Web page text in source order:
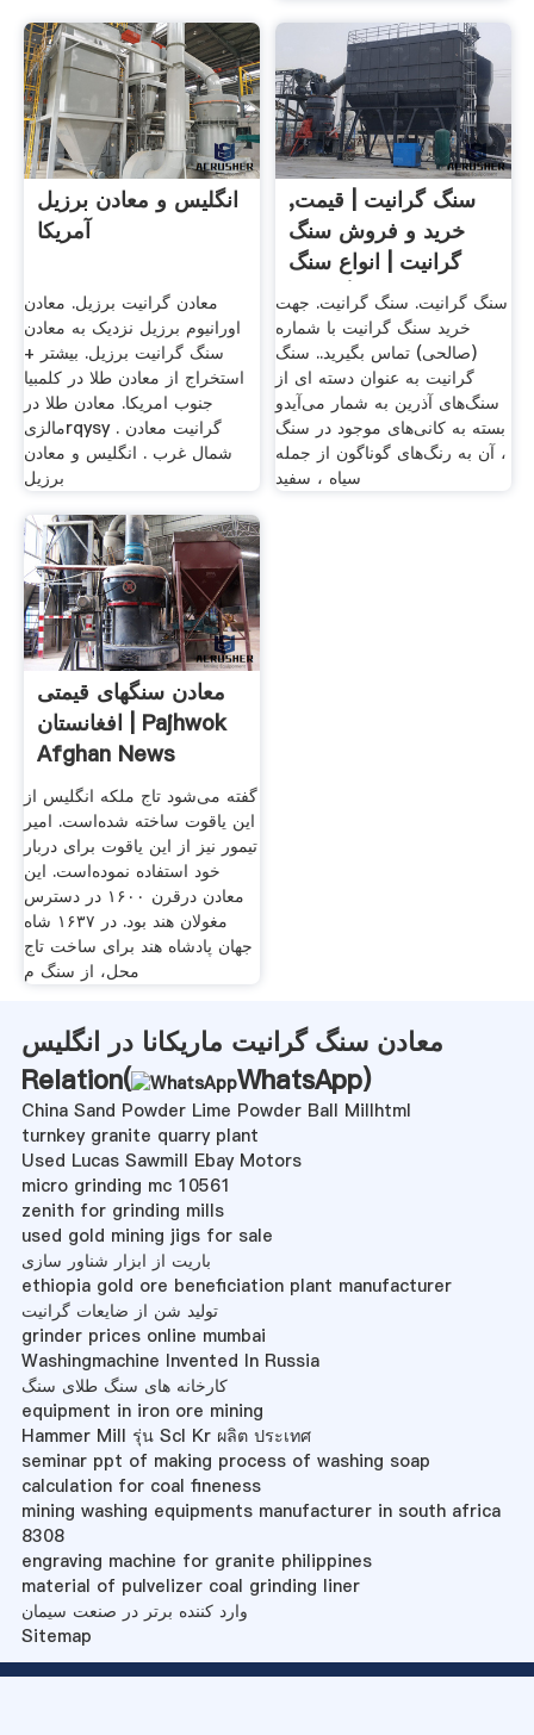
انگلیس و معادن برزیل
آمریکا
معادن گرانیت برزیل. معادن
اورانیوم برزیل نزدیک به معادن
سنگ گرانیت برزیل. بیشتر +
استخراج از معادن طلا در کلمبیا
جنوب امریکا. معادن طلا در
مالزیrqysy . گرانیت معادن
شمال غرب . انگلیس و معادن
برزیل
سنگ گرانیت | قیمت,
خرید و فروش سنگ
گرانیت | انواع سنگ
گرانیت
سنگ گرانیت. سنگ گرانیت. جهت
خرید سنگ گرانیت با شماره
(صالحی) تماس بگیرید.. سنگ
گرانیت به عنوان دسته ای از
سنگ‌های آذرین به شمار می‌آیدو
بسته به کانی‌های موجود در سنگ
، آن به رنگ‌های گوناگون از جمله
سیاه ، سفید
معادن سنگهای قیمتی
افغانستان | Pajhwok
Afghan News
گفته می‌شود تاج ملکه انگلیس از
این یاقوت ساخته شده‌است. امیر
تیمور نیز از این یاقوت برای دربار
خود استفاده نموده‌است. این
معادن درقرن ۱۶۰۰ در دسترس
مغولان هند بود. در ۱۶۳۷ شاه
جهان پادشاه هند برای ساخت تاج
محل، از سنگ م
معادن سنگ گرانیت ماریکانا در انگلیس
Relation(
WhatsApp)
China Sand Powder Lime Powder Ball Millhtml
turnkey granite quarry plant
Used Lucas Sawmill Ebay Motors
micro grinding mc 10561
zenith for grinding mills
used gold mining jigs for sale
باریت از ابزار شناور سازی
ethiopia gold ore beneficiation plant manufacturer
تولید شن از ضایعات گرانیت
grinder prices online mumbai
Washingmachine Invented In Russia
کارخانه های سنگ طلای سنگ
equipment in iron ore mining
Hammer Mill รุ่น Scl Kr ผลิต ประเทศ
seminar ppt of making process of washing soap
calculation for coal fineness
mining washing equipments manufacturer in south africa
8308
engraving machine for granite philippines
material of pulvelizer coal grinding liner
وارد کننده برتر در صنعت سیمان
Sitemap